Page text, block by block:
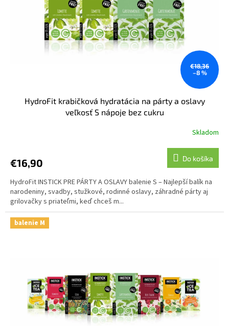
€18,36
–8 %
HydroFit krabičková hydratácia na párty a oslavy
veľkosť S nápoje bez cukru
Skladom
€16,90 Do košíka
HydroFit INSTICK PRE PÁRTY A OSLAVY balenie S – Najlepší balík na
narodeniny, svadby, stužkové, rodinné oslavy, záhradné párty aj
grilovačky s priateľmi, keď chceš m...
balenie M